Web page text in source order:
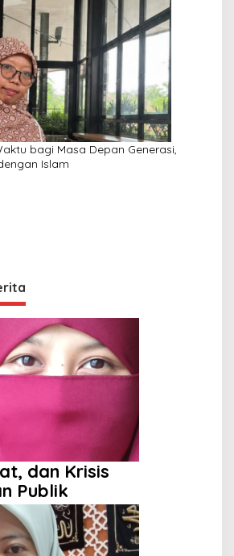
bagi Masa Depan Generasi,
Islam
dan Krisis
Publik